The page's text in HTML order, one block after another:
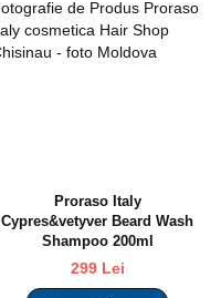
Proraso Italy
Cypres&vetyver Beard Wash
Shampoo 200ml
299 Lei